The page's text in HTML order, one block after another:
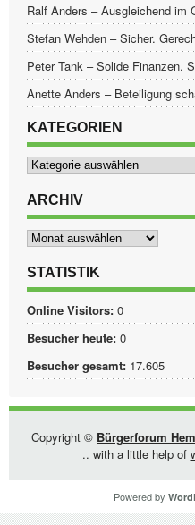
Ralf Anders – Ausgleichend im
Stefan Wehden – Sicher.
Peter Tank – Solide Finanzen.
Anette Anders – Beteiligung
KATEGORIEN
Kategorien
ARCHIV
Archiv
STATISTIK
Online Visitors: 0
Besucher heute: 0
Besucher gesamt: 17.605
Copyright © Bürgerforum
.. with a little help of
Powered by